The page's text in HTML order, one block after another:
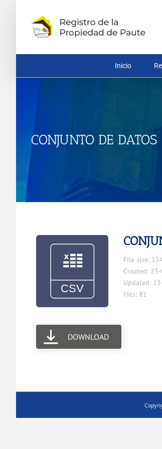
contenido
Inicio
CONJUNTO DE DATOS
File size:
Created:
Updated:
Hits: 81
DOWNLOAD